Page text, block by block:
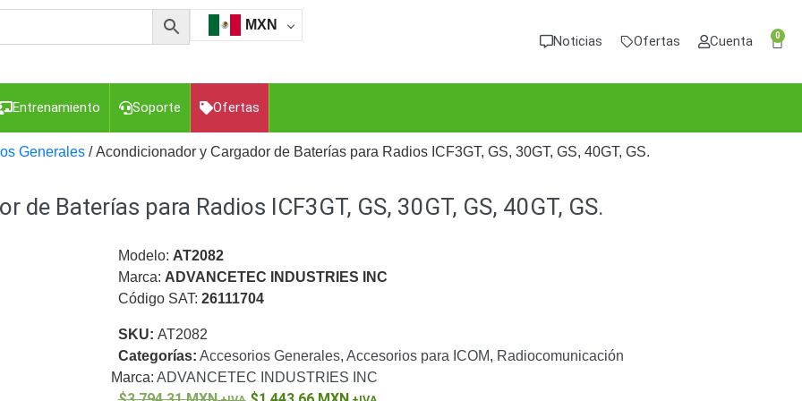
MXN
Noticias Ofertas Cuenta 0
Entrenamiento Soporte Ofertas
para Computadora y Smartphones Cajas de
Gabinetes de Acero para DVR y NVR
y Brackets para CámarasPartes o
Transceptores de Video
Cable Coaxial y ConectoresCables Armados -
Para Alimentación y Electricidad
RG59 Tipo
Generales / Acondicionador y Cargador de Baterías para Radios ICF3GT, GS, 30GT, GS, 40GT, GS.
de Baterías para Radios ICF3GT, GS, 30GT, GS, 40GT, GS.
Modelo: AT2082
Marca: ADVANCETEC INDUSTRIES INC
Código SAT: 26111704
SKU: AT2082
Categorías: Accesorios Generales, Accesorios para ICOM, Radiocomunicación
Marca: ADVANCETEC INDUSTRIES INC